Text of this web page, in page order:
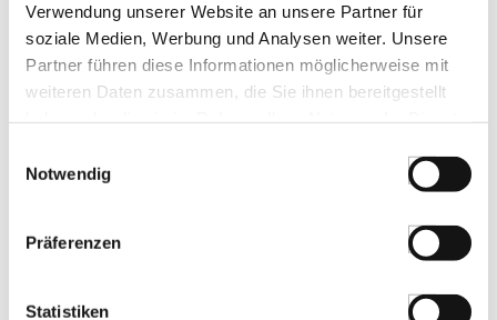
Verwendung unserer Website an unsere Partner für
soziale Medien, Werbung und Analysen weiter. Unsere
Partner führen diese Informationen möglicherweise mit
weiteren Daten zusammen, die Sie ihnen bereitgestellt
Notwendig
Präferenzen
Statistiken
LEBENSMITTELKENNZEICHNUNGEN
€ 5,20
St.
Oliven Mischung, grüne & schwarze